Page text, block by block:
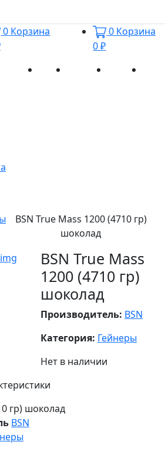
0 Корзина
0 Корзина
0 ₽
Акции Новинки
BSN True Mass 1200 (4710 гр)
шоколад
BSN True Mass
1200 (4710 гр)
шоколад
Производитель: BSN
Категория: Гейнеры
Нет в наличии
гр) шоколад
BSN